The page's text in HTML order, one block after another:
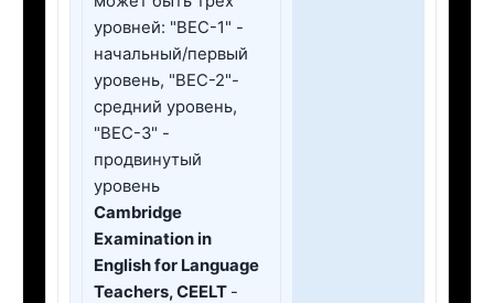
уровней: "BEC-1" -
начальный/первый
уровень, "BEC-2"-
средний уровень,
"BEC-3" -
продвинутый
уровень
Cambridge
Examination in
English for Language
Teachers, CEELT -